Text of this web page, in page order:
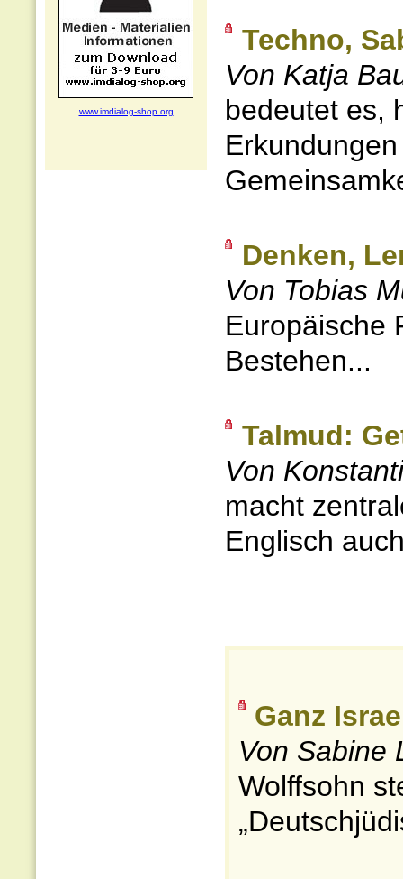
www.imdialog-shop.org
Techno,
Von Katja
bedeutet es,
Denken,
Von Tobias
Europäische
Bestehen...
Talmud:
Von
macht
Englisch
Ganz
Von Sabine
Wolffsohn